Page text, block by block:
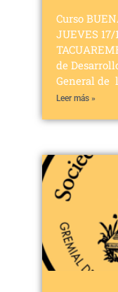
Curso
JUEVES
de
General de
Leer más »